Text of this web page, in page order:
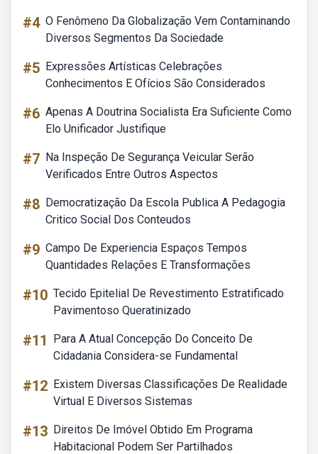
#4 O Fenômeno Da Globalização Vem Contaminando
Diversos Segmentos Da Sociedade
#5 Expressões Artísticas Celebrações
Conhecimentos E Ofícios São Considerados
#6 Apenas A Doutrina Socialista Era Suficiente Como
Elo Unificador Justifique
#7 Na Inspeção De Segurança Veicular Serão
Verificados Entre Outros Aspectos
#8 Democratização Da Escola Publica A Pedagogia
Critico Social Dos Conteudos
#9 Campo De Experiencia Espaços Tempos
Quantidades Relações E Transformações
#10 Tecido Epitelial De Revestimento Estratificado
Pavimentoso Queratinizado
#11
Para A Atual Concepção Do Conceito De
Cidadania Considera-se Fundamental
#12 Existem Diversas Classificações De Realidade
Virtual E Diversos Sistemas
#13 Direitos De Imóvel Obtido Em Programa
Habitacional Podem Ser Partilhados